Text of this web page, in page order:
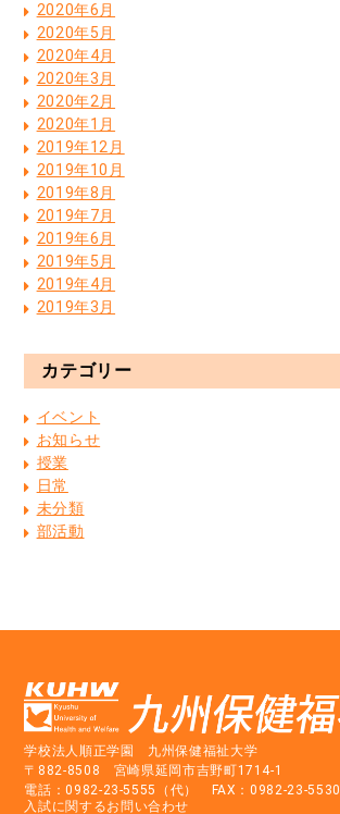
2020年6月
2020年5月
2020年4月
2020年3月
2020年2月
2020年1月
2019年12月
2019年10月
2019年8月
2019年7月
2019年6月
2019年5月
2019年4月
2019年3月
カテゴリー
イベント
お知らせ
授業
日常
未分類
部活動
学校法人順正学園 九州保健福祉大学
〒882-8508 宮崎県延岡市吉野町1714-1
電話：0982-23-5555（代） FAX：0982-23-5530
入試に関するお問い合わせ